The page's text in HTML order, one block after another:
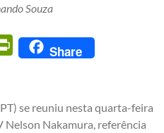
Souza
PrintFriendly
Share
se reuniu nesta quarta-feira
Nelson Nakamura, referência